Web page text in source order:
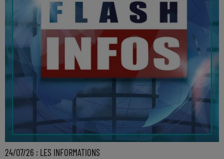
24/07/26 : LES INFORMATIONS